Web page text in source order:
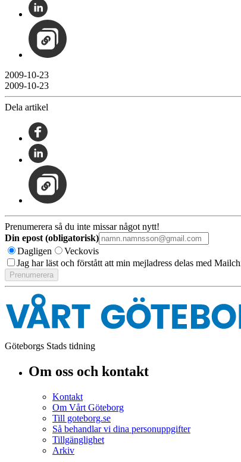
2009-10-23
2009-10-23
Dela artikel
Prenumerera så du inte missar något nytt!
Din epost (obligatorisk)
Dagligen
Veckovis
Jag har läst och förstått att min mejladress delas med
Göteborgs Stads tidning
Om oss och kontakt
Kontakt
Om Vårt Göteborg
Till goteborg.se
Så behandlar vi dina personuppgifter
Tillgänglighet
Arkiv